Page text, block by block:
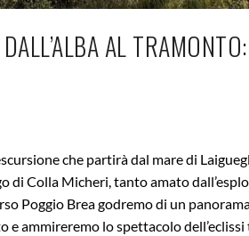
AL
che partirà dal mare di
di Colla Micheri, tanto amato
Poggio Brea godremo di un
ammireremo lo spettacolo dell’eclissi